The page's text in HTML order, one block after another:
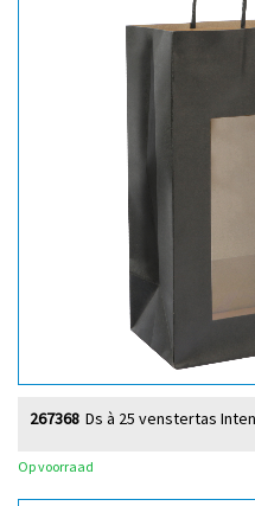
Ds à 25 venstertas
267368
Op voorraad